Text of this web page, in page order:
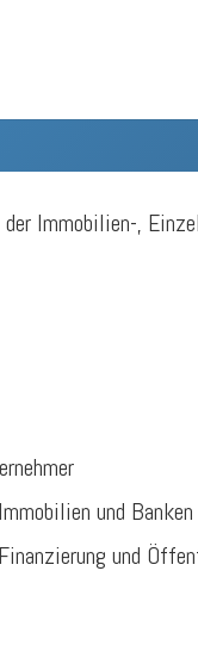
Immobilien-,
und Banken
und